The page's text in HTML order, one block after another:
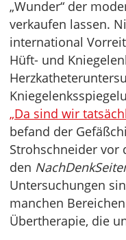
„Wunder“ der
verkaufen lassen.
international
Hüft- und
„Da sind wir
befand der
Strohschneider vor
den
Untersuchungen
manchen
Übertherapie, die